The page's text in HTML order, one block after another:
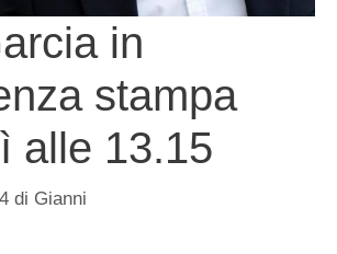
in
stampa
alle 13.15
di Gianni